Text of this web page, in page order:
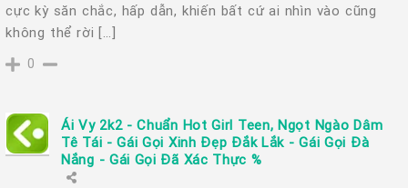
cực kỳ săn chắc, hấp dẫn, khiến bất cứ ai nhìn vào cũng
không thể rời […]
0
Ái Vy 2k2 - Chuẩn Hot Girl Teen, Ngọt Ngào Dâm
Tê Tái - Gái Gọi Xinh Đẹp Đắk Lắk - Gái Gọi Đà
Nắng - Gái Gọi Đã Xác Thực %